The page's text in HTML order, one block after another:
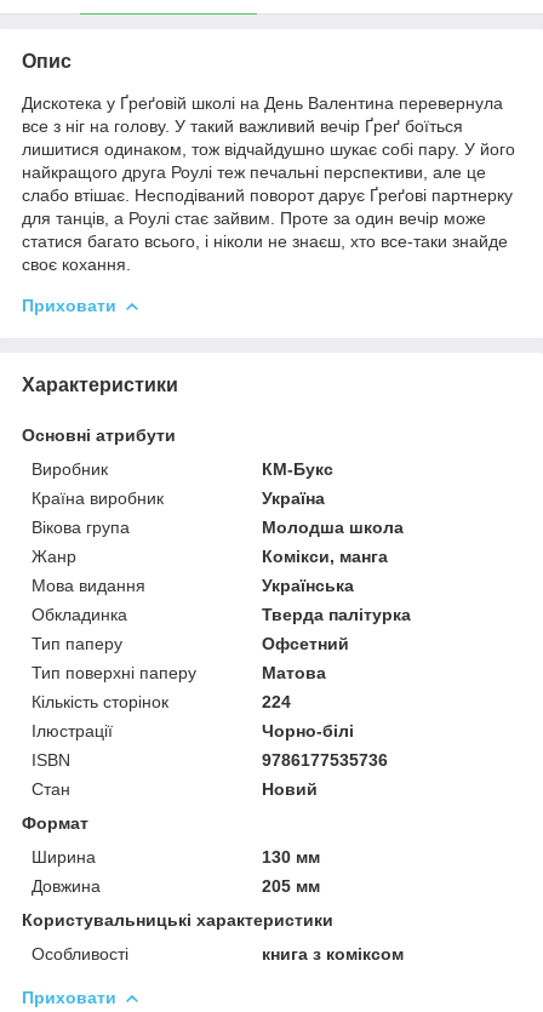
Опис
Дискотека у Ґреґовій школі на День Валентина перевернула
все з ніг на голову. У такий важливий вечір Ґреґ боїться
лишитися одинаком, тож відчайдушно шукає собі пару. У його
найкращого друга Роулі теж печальні перспективи, але це
слабо втішає. Несподіваний поворот дарує Ґреґові партнерку
для танців, а Роулі стає зайвим. Проте за один вечір може
статися багато всього, і ніколи не знаєш, хто все-таки знайде
своє кохання.
Приховати
Характеристики
Основні атрибути
Виробник
КМ-Букс
Країна виробник
Україна
Вікова група
Молодша школа
Жанр
Комікси, манга
Мова видання
Українська
Обкладинка
Тверда палітурка
Тип паперу
Офсетний
Тип поверхні паперу
Матова
Кількість сторінок
224
Ілюстрації
Чорно-білі
ISBN
9786177535736
Стан
Новий
Формат
Ширина
130 мм
Довжина
205 мм
Користувальницькі характеристики
Особливості
книга з коміксом
Приховати